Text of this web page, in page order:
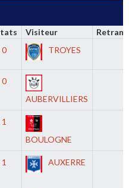
Visiteur
0 TROYES
0
AUBERVILLIERS
BOULOGNE
AUXERRE